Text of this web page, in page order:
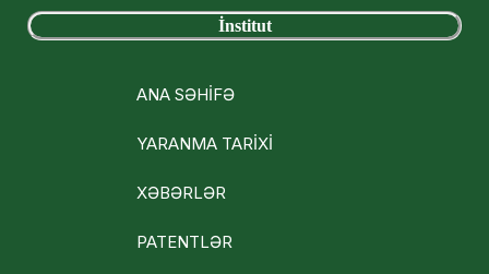
İnstitut
ANA SƏHİFƏ
YARANMA TARİXİ
XƏBƏRLƏR
PATENTLƏR